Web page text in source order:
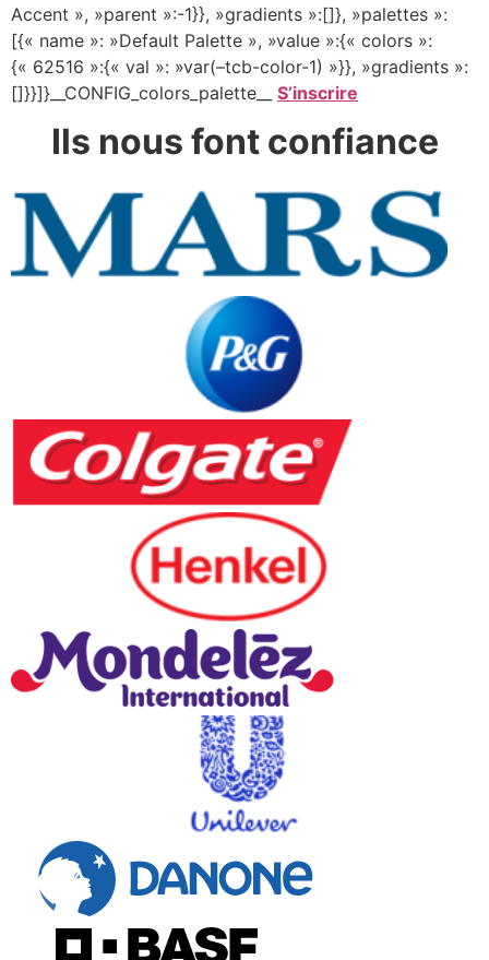
Accent », »parent »:-1}}, »gradients »:[]}, »palettes »:
[{« name »: »Default Palette », »value »:{« colors »:
{« 62516 »:{« val »: »var(–tcb-color-1) »}}, »gradients »:
[]}}]}__CONFIG_colors_palette__ S’inscrire
Ils nous fontconfiance